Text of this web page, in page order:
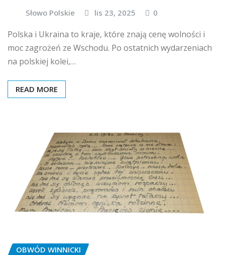
Słowo Polskie lis 23, 2025 0
Polska i Ukraina to kraje, które znają cenę wolności i
moc zagrożeń ze Wschodu. Po ostatnich wydarzeniach
na polskiej kolei,…
READ MORE
OBWÓD WINNICKI